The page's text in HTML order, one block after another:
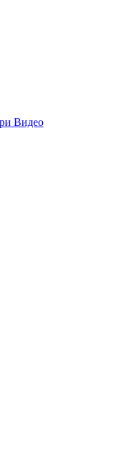
Видео